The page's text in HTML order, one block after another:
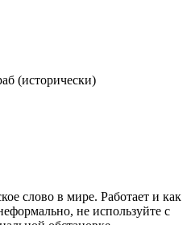
(исторически)
слово в мире. Работает и как
не используйте с